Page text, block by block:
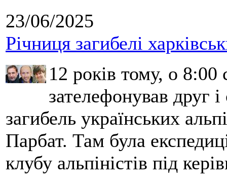
23/06/2025
Річниця загибелі
12 років тому, о 8:00
зателефонував друг
загибель українських
Парбат. Там була
клубу альпіністів під